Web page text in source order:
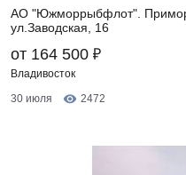
АО "Южморрыбфлот".
ул.Заводская, 16
от 164 500 ₽
Владивосток
30 июля
2472